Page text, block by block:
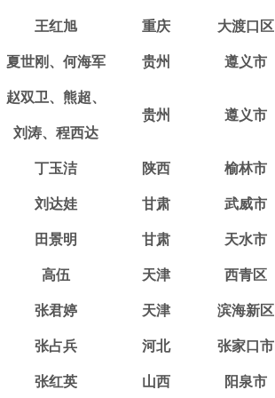
王红旭 重庆 大渡口区
夏世刚、何海军 贵州 遵义市
赵双卫、熊超、
刘涛、程西达
贵州 遵义市
丁玉洁 陕西 榆林市
刘达娃 甘肃 武威市
田景明 甘肃 天水市
高伍 天津 西青区
张君婷 天津 滨海新区
张占兵 河北 张家口市
张红英 山西 阳泉市